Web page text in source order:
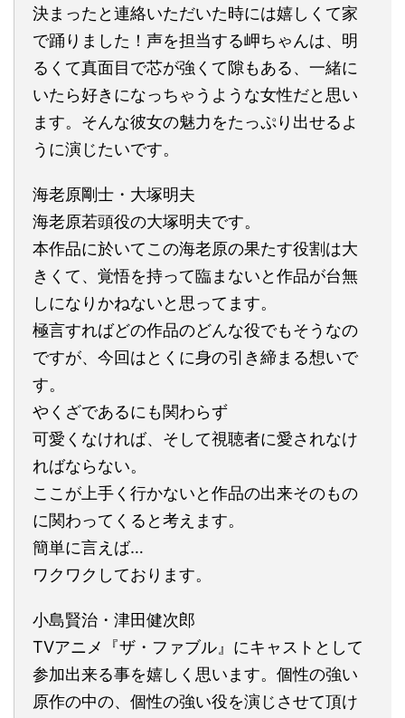
決まったと連絡いただいた時には嬉しくて家
で踊りました！声を担当する岬ちゃんは、明
るくて真面目で芯が強くて隙もある、一緒に
いたら好きになっちゃうような女性だと思い
ます。そんな彼女の魅力をたっぷり出せるよ
うに演じたいです。
海老原剛士・大塚明夫
海老原若頭役の大塚明夫です。
本作品に於いてこの海老原の果たす役割は大
きくて、覚悟を持って臨まないと作品が台無
しになりかねないと思ってます。
極言すればどの作品のどんな役でもそうなの
ですが、今回はとくに身の引き締まる想いで
す。
やくざであるにも関わらず
可愛くなければ、そして視聴者に愛されなけ
ればならない。
ここが上手く行かないと作品の出来そのもの
に関わってくると考えます。
簡単に言えば…
ワクワクしております。
小島賢治・津田健次郎
TVアニメ『ザ・ファブル』にキャストとして
参加出来る事を嬉しく思います。個性の強い
原作の中の、個性の強い役を演じさせて頂け